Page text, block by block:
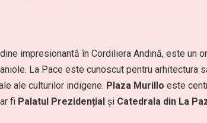
impresionantă în Cordiliera Andină, este un
La Pace este cunoscut pentru arhitectura
ale culturilor indigene. Plaza Murillo este
fi Palatul Prezidențial și Catedrala din La